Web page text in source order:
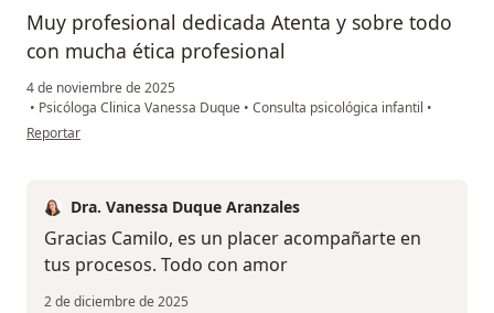
Muy profesional dedicada Atenta y sobre todo
con mucha ética profesional
4 de noviembre de 2025
• Psicóloga Clinica Vanessa Duque • Consulta psicológica infantil •
en opinión del usuario Camilo
Reportar
Dra. Vanessa Duque Aranzales
Gracias Camilo, es un placer acompañarte en
tus procesos. Todo con amor
2 de diciembre de 2025